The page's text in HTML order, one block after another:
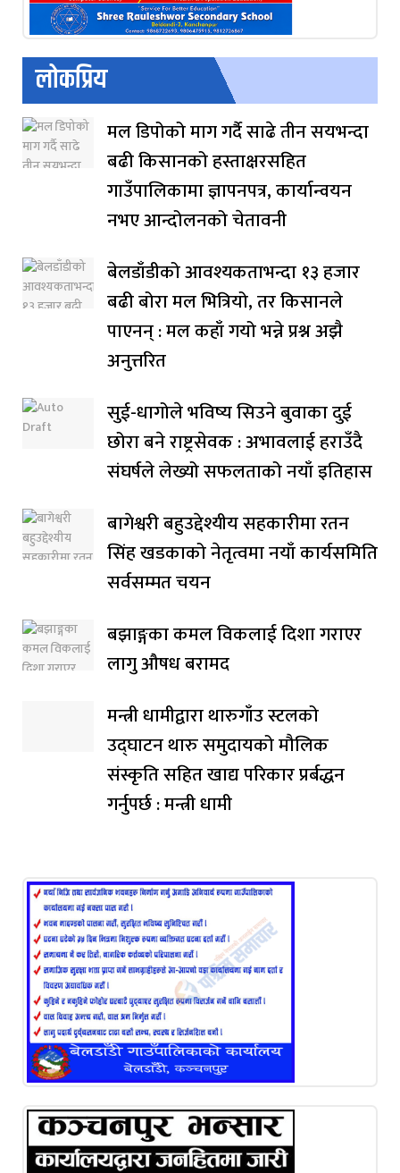
लोकप्रिय
मल डिपोको माग गर्दै साढे तीन सयभन्दा
बढी किसानको हस्ताक्षरसहित
गाउँपालिकामा ज्ञापनपत्र, कार्यान्वयन
नभए आन्दोलनको चेतावनी
बेलडाँडीको आवश्यकताभन्दा १३ हजार
बढी बोरा मल भित्रियो, तर किसानले
पाएनन् : मल कहाँ गयो भन्ने प्रश्न अझै
अनुत्तरित
सुई-धागोले भविष्य सिउने बुवाका दुई
छोरा बने राष्ट्रसेवक : अभावलाई हराउँदै
संघर्षले लेख्यो सफलताको नयाँ इतिहास
बागेश्वरी बहुउद्देश्यीय सहकारीमा रतन
सिंह खडकाको नेतृत्वमा नयाँ कार्यसमिति
सर्वसम्मत चयन
बझाङ्गका कमल विकलाई दिशा गराएर
लागु औषध बरामद
मन्त्री धामीद्वारा थारुगाँउ स्टलको
उद्घाटन थारु समुदायको मौलिक
संस्कृति सहित खाद्य परिकार प्रर्बद्धन
गर्नुपर्छ : मन्त्री धामी